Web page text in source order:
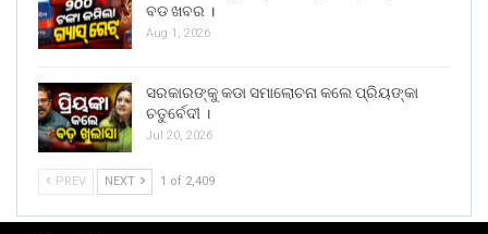
ବଡ ଖବର ।
Aug 1, 2026
ସରକାରଙ୍କୁ କଡା ସମାଲୋଚନା କଲେ ପ୍ରିୟଙ୍କା
ଚତୁର୍ବେଦୀ ।
Jul 20, 2026
PREV NEXT 1 of 2,409